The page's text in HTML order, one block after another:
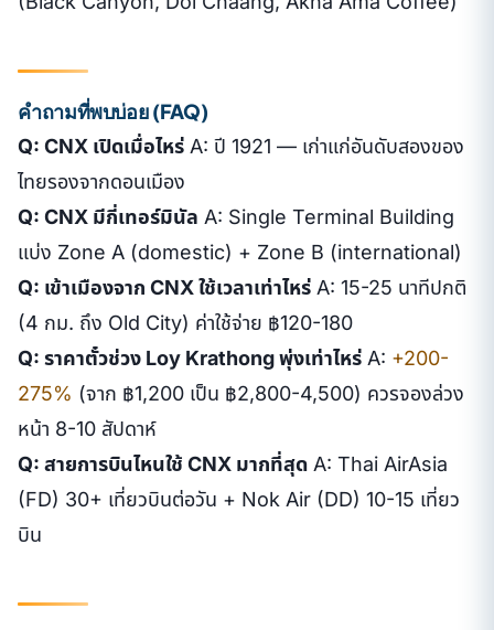
คำถามที่พบบ่อย (FAQ)
Q: CNX เปิดเมื่อไหร่ A: ปี 1921 — เก่าแก่อันดับสองของ
ไทยรองจากดอนเมือง
Q: CNX มีกี่เทอร์มินัล A: Single Terminal Building
แบ่ง Zone A (domestic) + Zone B (international)
Q: เข้าเมืองจาก CNX ใช้เวลาเท่าไหร่ A: 15-25 นาทีปกติ
(4 กม. ถึง Old City) ค่าใช้จ่าย ฿120-180
Q: ราคาตั๋วช่วง Loy Krathong พุ่งเท่าไหร่ A: +200-
275% (จาก ฿1,200 เป็น ฿2,800-4,500) ควรจองล่วง
หน้า 8-10 สัปดาห์
Q: สายการบินไหนใช้ CNX มากที่สุด A: Thai AirAsia
(FD) 30+ เที่ยวบินต่อวัน + Nok Air (DD) 10-15 เที่ยว
บิน